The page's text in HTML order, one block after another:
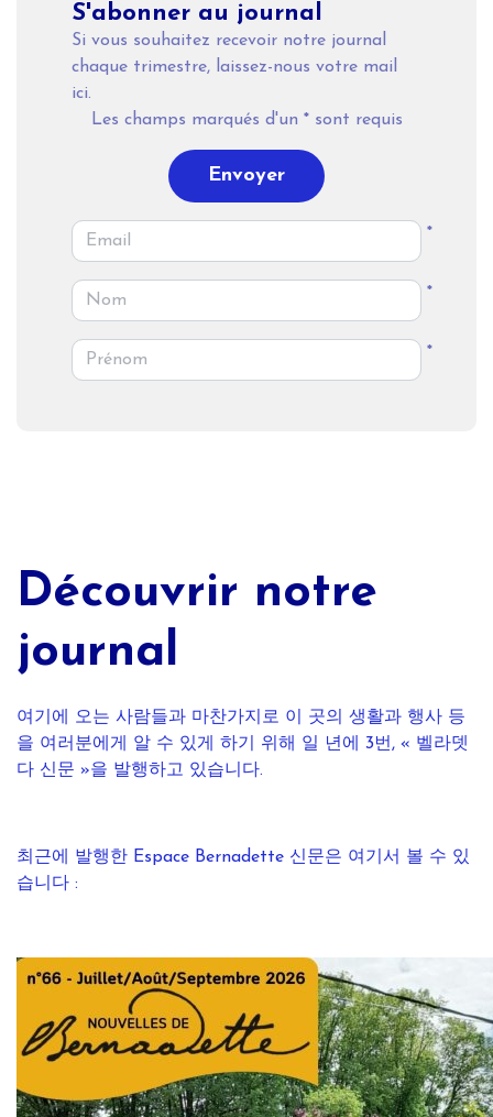
Découvrir notre
journal
여기에 오는 사람들과 마찬가지로 이 곳의 생활과 행사 등
을 여러분에게 알 수 있게 하기 위해 일 년에 3번, « 벨라뎃
다 신문 »을 발행하고 있습니다.
최근에 발행한 Espace Bernadette 신문은 여기서 볼 수 있
습니다 :
S'abonner au journal
Si vous souhaitez recevoir notre journal
chaque trimestre, laissez-nous votre mail
ici.
*
*
*
Les champs marqués d'un *sont requis
Envoyer